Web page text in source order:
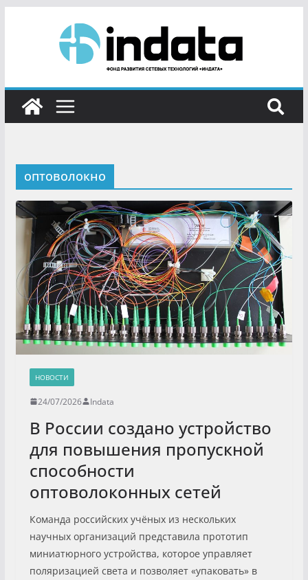
оптоволокно
НОВОСТИ
24/07/2026 Indata
В России создано устройство
для повышения пропускной
способности
оптоволоконных сетей
Команда российских учёных из нескольких
научных организаций представила прототип
миниатюрного устройства, которое управляет
поляризацией света и позволяет «упаковать» в